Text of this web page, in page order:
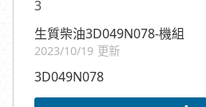
3
生質柴油3D049N078-機組
2023/10/19 更新
3D049N078